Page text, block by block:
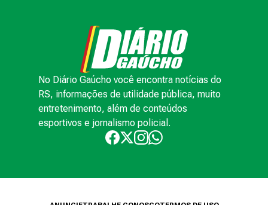
No Diário Gaúcho você encontra notícias do
RS, informações de utilidade pública, muito
entretenimento, além de conteúdos
esportivos e jornalismo policial.